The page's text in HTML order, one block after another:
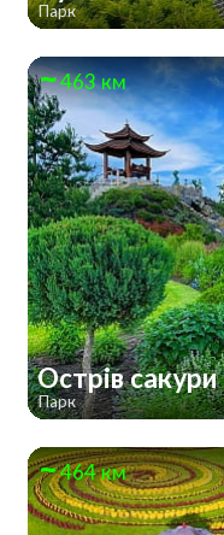
Парк
463 км
Острів сакури
Парк
464 км